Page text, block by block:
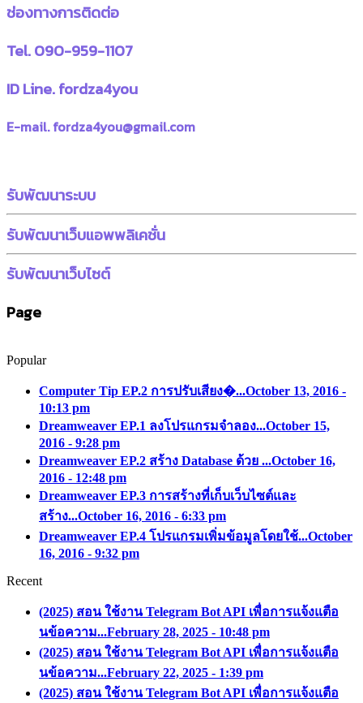
ช่องทางการติดต่อ
Tel. 090-959-1107
ID Line. fordza4you
E-mail. fordza4you@gmail.com
รับพัฒนาระบบ
รับพัฒนาเว็บแอพพลิเคชั่น
รับพัฒนาเว็บไซต์
Page
Popular
Computer Tip EP.2 การปรับเสียง�...October 13, 2016 -
10:13 pm
Dreamweaver EP.1 ลงโปรแกรมจำลอง...October 15,
2016 - 9:28 pm
Dreamweaver EP.2 สร้าง Database ด้วย ...October 16,
2016 - 12:48 pm
Dreamweaver EP.3 การสร้างที่เก็บเว็บไซต์และ
สร้าง...October 16, 2016 - 6:33 pm
Dreamweaver EP.4 โปรแกรมเพิ่มข้อมูลโดยใช้...October
16, 2016 - 9:32 pm
Recent
(2025) สอน ใช้งาน Telegram Bot API เพื่อการแจ้งแตือ
นข้อความ...February 28, 2025 - 10:48 pm
(2025) สอน ใช้งาน Telegram Bot API เพื่อการแจ้งแตือ
นข้อความ...February 22, 2025 - 1:39 pm
(2025) สอน ใช้งาน Telegram Bot API เพื่อการแจ้งแตือ